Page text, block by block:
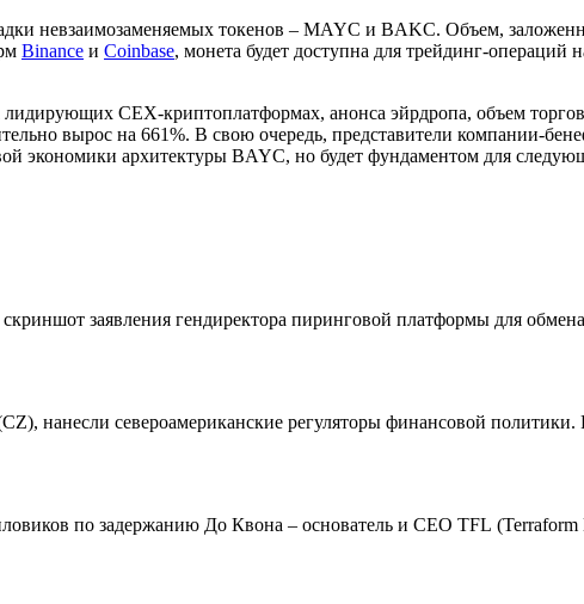
невзаимозаменяемых токенов – MAYC и BAKC. Объем,
Binance и Coinbase, монета будет доступна для трейдинг-
CEX-криптоплатформах, анонса эйрдропа, объем
вырос на 661%. В свою очередь, представители компании-
экономики архитектуры BAYC, но будет фундаментом для
заявления гендиректора пиринговой платформы для
нанесли североамериканские регуляторы финансовой политики.
по задержанию До Квона – основатель и CEO TFL (Terraform